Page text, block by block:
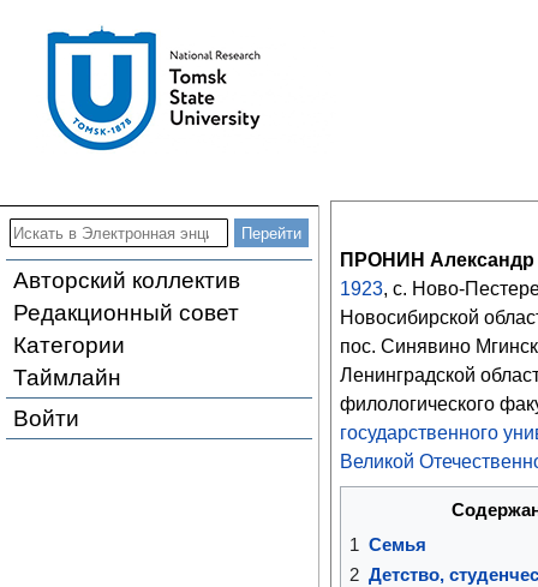
Авторский коллектив
Редакционный совет
Категории
Таймлайн
Войти
ПРОНИН Александр
1923, с. Ново-
Новосибирской
пос. Синявино
Ленинградской
филологического
государственного
Великой
1 Семья
2 Детство,